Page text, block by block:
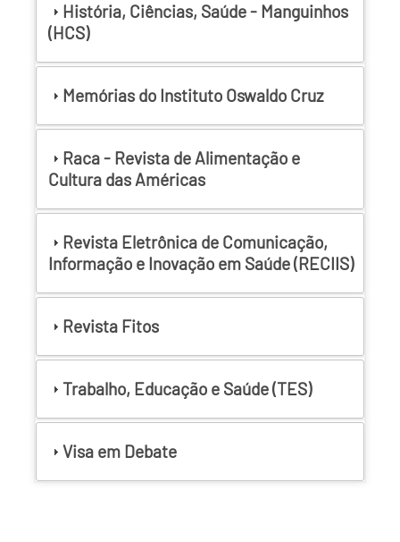
História, Ciências, Saúde - Manguinhos
(HCS)
Memórias do Instituto Oswaldo Cruz
Raca - Revista de Alimentação e
Cultura das Américas
Revista Eletrônica de Comunicação,
Informação e Inovação em Saúde (RECIIS)
Revista Fitos
Trabalho, Educação e Saúde (TES)
Visa em Debate